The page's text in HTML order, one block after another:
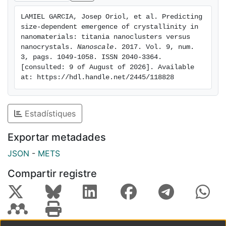
LAMIEL GARCIA, Josep Oriol, et al. Predicting
size-dependent emergence of crystallinity in
nanomaterials: titania nanoclusters versus
nanocrystals. Nanoscale . 2017. Vol. 9, num.
3, pags. 1049-1058. ISSN 2040-3364.
[consulted: 9 of August of 2026]. Available
at: https://hdl.handle.net/2445/118828
Estadístiques
Exportar metadades
JSON - METS
Compartir registre